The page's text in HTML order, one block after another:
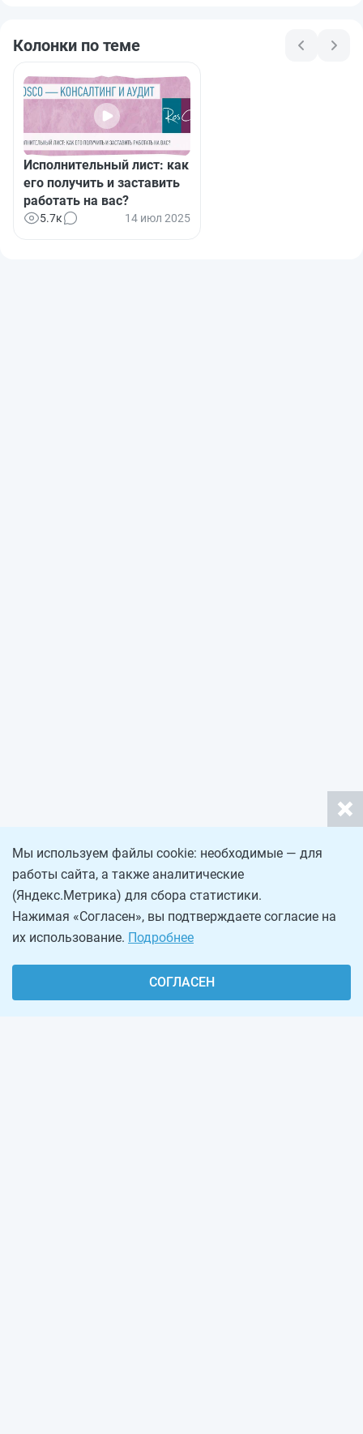
Колонки по теме
Исполнительный лист: как
его получить и заставить
работать на вас?
5.7к 14 июл 2025
Мы используем файлы cookie: необходимые — для
работы сайта, а также аналитические
(Яндекс.Метрика) для сбора статистики.
Нажимая «Согласен», вы подтверждаете согласие на
их использование. Подробнее
СОГЛАСЕН